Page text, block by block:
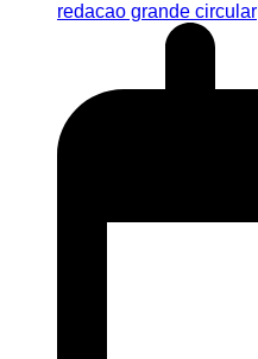
redacao grande circular